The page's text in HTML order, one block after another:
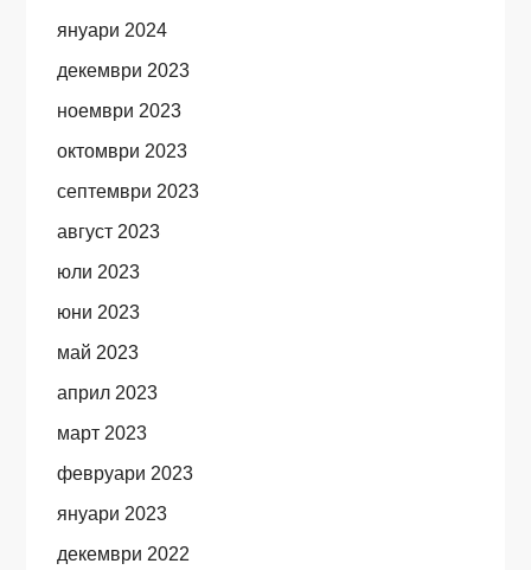
януари 2024
декември 2023
ноември 2023
октомври 2023
септември 2023
август 2023
юли 2023
юни 2023
май 2023
април 2023
март 2023
февруари 2023
януари 2023
декември 2022